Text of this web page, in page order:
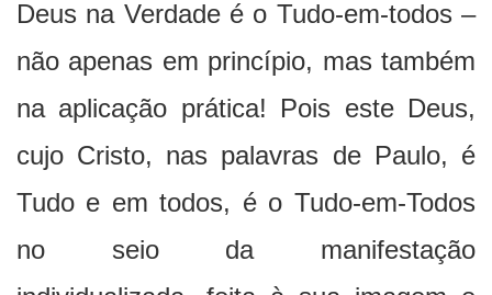
Deus na Verdade é o Tudo-em-todos –
não apenas em princípio, mas também
na aplicação prática! Pois este Deus,
cujo Cristo, nas palavras de Paulo, é
Tudo e em todos, é o Tudo-em-Todos
no seio da manifestação